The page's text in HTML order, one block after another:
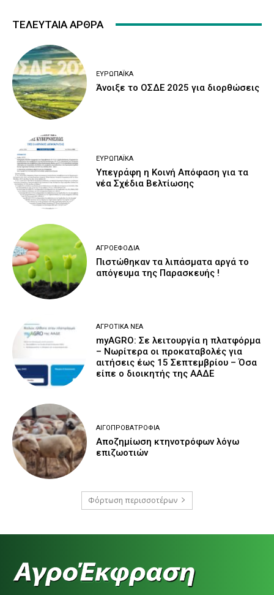
ΤΕΛΕΥΤΑΙΑ ΑΡΘΡΑ
ΕΥΡΩΠΑΪΚΆ
Άνοιξε το ΟΣΔΕ 2025 για διορθώσεις
ΕΥΡΩΠΑΪΚΆ
Υπεγράφη η Κοινή Απόφαση για τα
νέα Σχέδια Βελτίωσης
ΑΓΡΟΕΦΌΔΙΑ
Πιστώθηκαν τα λιπάσματα αργά το
απόγευμα της Παρασκευής !
ΑΓΡΟΤΙΚΆ ΝΈΑ
myAGRO: Σε λειτουργία η πλατφόρμα
– Νωρίτερα οι προκαταβολές για
αιτήσεις έως 15 Σεπτεμβρίου – Όσα
είπε ο διοικητής της ΑΑΔΕ
ΑΙΓΟΠΡΟΒΑΤΡΟΦΊΑ
Αποζημίωση κτηνοτρόφων λόγω
επιζωοτιών
Φόρτωση περισσοτέρων